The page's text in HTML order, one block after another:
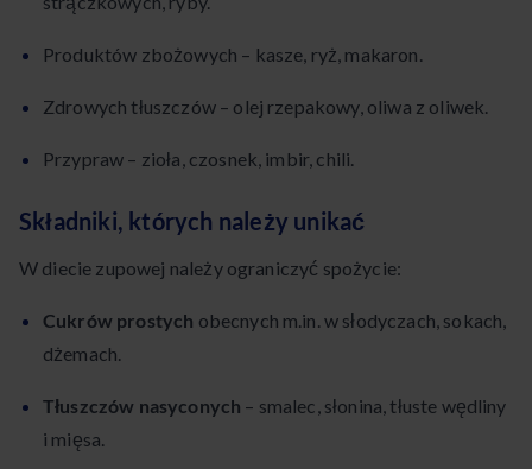
Produktów zbożowych – kasze, ryż, makaron.
Zdrowych tłuszczów – olej rzepakowy, oliwa z oliwek.
Przypraw – zioła, czosnek, imbir, chili.
Składniki, których należy unikać
W diecie zupowej należy ograniczyć spożycie:
Cukrów prostych obecnych m.in. w słodyczach, sokach,
dżemach.
Tłuszczów nasyconych – smalec, słonina, tłuste wędliny
i mięsa.